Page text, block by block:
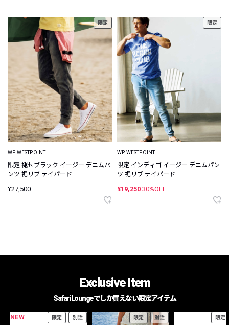
限定
WP WESTPOINT
限定 褪せブラック イージー デニムパ
ンツ 裾リブ テイパード
¥27,500
限定
WP WESTPOINT
限定 インディゴ イージー デニムパン
ツ 裾リブ テイパード
¥19,250 30%OFF
Exclusive Item
Safari Loungeでしか買えない限定アイテム
NEW 限定 別注 限定 別注 限定